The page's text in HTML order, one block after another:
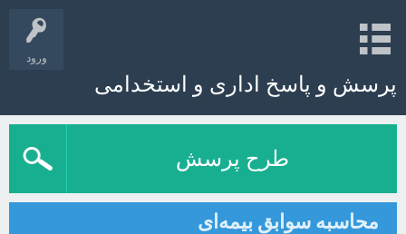
ورود
پرسش و پاسخ اداری و استخدامی
طرح پرسش
محاسبه سوابق بیمه‌ای